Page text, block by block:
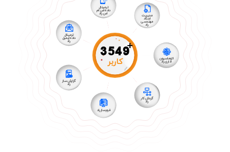
3549+
کاربر اتوماسیون
اداری راد
گردش کار
راد
فرم ساز راد
گزارش ساز
راد
ترمینال
داده ایمیل
راد
ترمینال
داده اس ام
اس راد مدیریت
اسناد
مهندسی
راد